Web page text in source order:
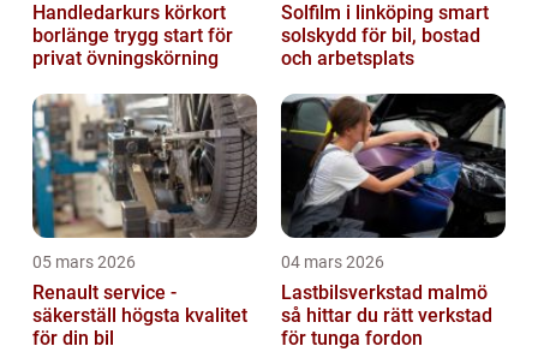
Handledarkurs körkort
borlänge trygg start för
privat övningskörning
Solfilm i linköping smart
solskydd för bil, bostad
och arbetsplats
05 mars 2026
Renault service -
säkerställ högsta kvalitet
för din bil
04 mars 2026
Lastbilsverkstad malmö
så hittar du rätt verkstad
för tunga fordon